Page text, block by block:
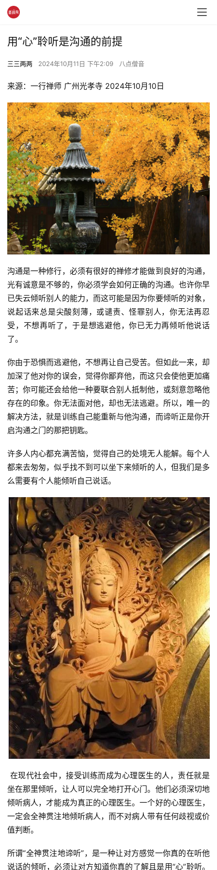
资
讯
八
点
音
高
僧
访
心
用“心”聆听是沟通的前提
三三两两 2024年10月11日 下午2:09 八点僧音
来源：一行禅师 广州光孝寺 2024年10月10日
沟通是一种修行，必须有很好的禅修才能做到良好的沟通，
光有诚意是不够的，你必须学会如何正确的沟通。也许你早
已失云倾听别人的能力，而这可能是因为你要倾听的对象，
说起话来总是尖酸刻薄，或谴责、怪罪别人，你无法再忍
受，不想再听了，于是想逃避他，你已无力再倾听他说话
了。
你由于恐惧而逃避他，不想再让自己受苦。但如此一来，却
加深了他对你的误会，觉得你鄙弃他，而这只会使他更加痛
苦；你可能还会给他一种要联合别人抵制他，或刻意忽略他
存在的印象。你无法面对他，却也无法逃避。所以，唯一的
解决方法，就是训练自己能重新与他沟通，而谛听正是你开
启沟通之门的那把钥匙。
许多人内心都充满苦恼，觉得自己的处境无人能解。每个人
都来去匆匆，似乎找不到可以坐下来倾听的人，但我们是多
么需要有个人能倾听自己说话。
坐在那里倾听，让人可以完全地打开心门。他们必须深切地
倾听病人，才能成为真正的心理医生。一个好的心理医生，
一定会全神贯注地倾听病人，而不对病人带有任何歧视或价
值判断。
所谓“全神贯注地谛听”，是一种让对方感觉一你真的在听他
说话的倾听，必须让对方知道你真的了解且是用“心”聆听。